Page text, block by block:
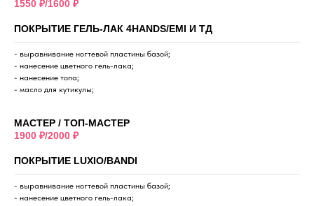
1550 ₽/1600 ₽
ПОКРЫТИЕ ГЕЛЬ-ЛАК 4HANDS/EMI И ТД
- выравнивание ногтевой пластины базой;
- нанесение цветного гель-лака;
- нанесение топа;
- масло для кутикулы;
МАСТЕР / ТОП-МАСТЕР
1900 ₽/2000 ₽
ПОКРЫТИЕ LUXIO/BANDI
- выравнивание ногтевой пластины базой;
- нанесение цветного гель-лака;